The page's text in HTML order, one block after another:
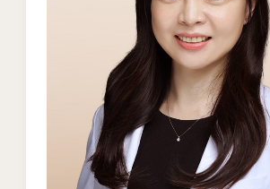
2026茂盛醫院講座《每月好孕講座》
相關網站